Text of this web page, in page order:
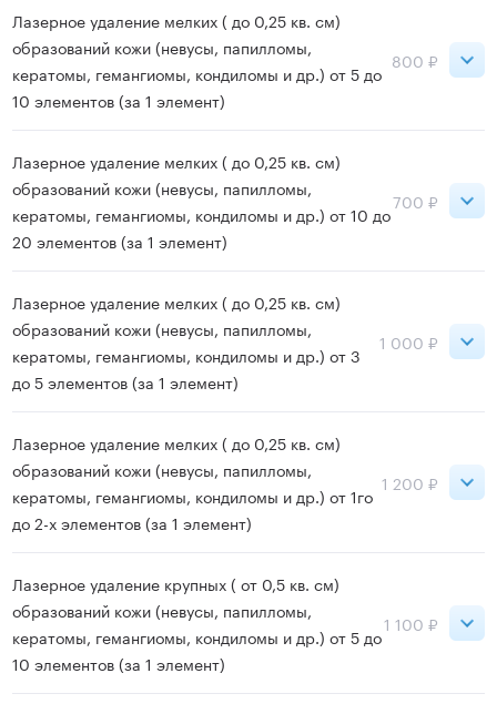
Ладожская
Записаться
Лазерное удаление мелких ( до 0,25 кв. см)
образований кожи (невусы, папилломы,
кератомы, гемангиомы, кондиломы и др.) от 5 до
10 элементов (за 1 элемент)
800 ₽
Ладожская
Записаться
Лазерное удаление мелких ( до 0,25 кв. см)
образований кожи (невусы, папилломы,
кератомы, гемангиомы, кондиломы и др.) от 10 до
20 элементов (за 1 элемент)
700 ₽
Ладожская
Записаться
Лазерное удаление мелких ( до 0,25 кв. см)
образований кожи (невусы, папилломы,
кератомы, гемангиомы, кондиломы и др.) от 3
до 5 элементов (за 1 элемент)
1 000 ₽
Ладожская
Записаться
Лазерное удаление мелких ( до 0,25 кв. см)
образований кожи (невусы, папилломы,
кератомы, гемангиомы, кондиломы и др.) от 1го
до 2-х элементов (за 1 элемент)
1 200 ₽
Ладожская
Записаться
Лазерное удаление крупных ( от 0,5 кв. см)
образований кожи (невусы, папилломы,
кератомы, гемангиомы, кондиломы и др.) от 5 до
10 элементов (за 1 элемент)
1 100 ₽